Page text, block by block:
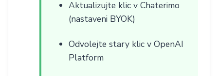
Aktualizujte klic v Chaterimo
(nastaveni BYOK)
Odvolejte stary klic v OpenAI
Platform